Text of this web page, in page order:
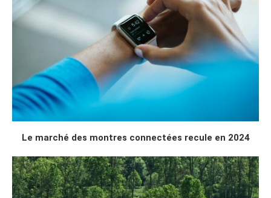
Le marché des montres connectées recule en 2024